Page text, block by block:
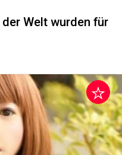
Welt wurden für